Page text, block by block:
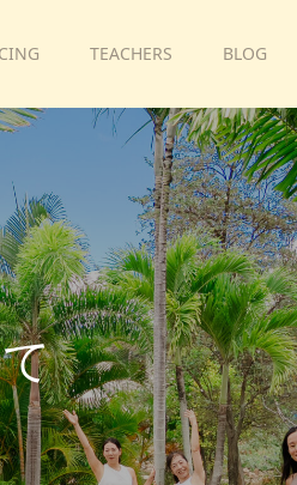
TEACHERS BLOG
て
ら、